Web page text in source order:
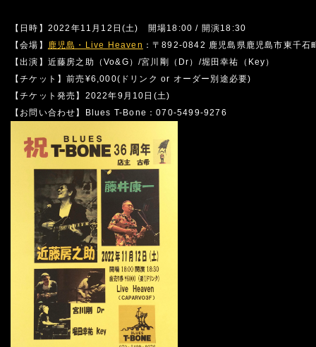
【日時】2022年11月12日(土) 開場18:00 / 開演18:30
【会場】 鹿児島・Live Heaven ：〒892-0842 鹿児島県鹿児島市東千
【出演】近藤房之助（Vo&G）/宮川剛（Dr）/堀田幸祐（Key）
【チケット】前売¥6,000(ドリンク or オーダー別途必要)
【チケット発売】2022年9月10日(土)
【お問い合わせ】Blues T-Bone：070-5499-9276